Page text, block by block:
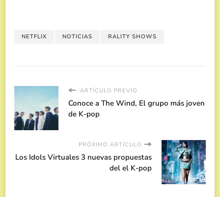
NETFLIX NOTICIAS RALITY SHOWS
ARTÍCULO PREVIO
Conoce a The Wind, El grupo más joven
de K-pop
PRÓXIMO ARTÍCULO
Los Idols Virtuales 3 nuevas propuestas
del el K-pop